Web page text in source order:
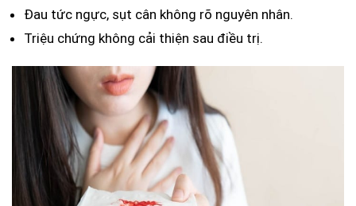
Đau tức ngực, sụt cân không rõ nguyên nhân.
Triệu chứng không cải thiện sau điều trị.